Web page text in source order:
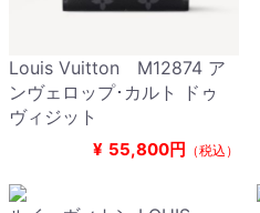
Louis Vuitton M12874 ア
ンヴェロップ･カルト ドゥ
ヴィジット
¥ 55,800円 （税込）